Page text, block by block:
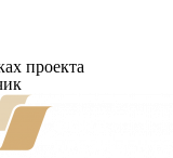
проекта